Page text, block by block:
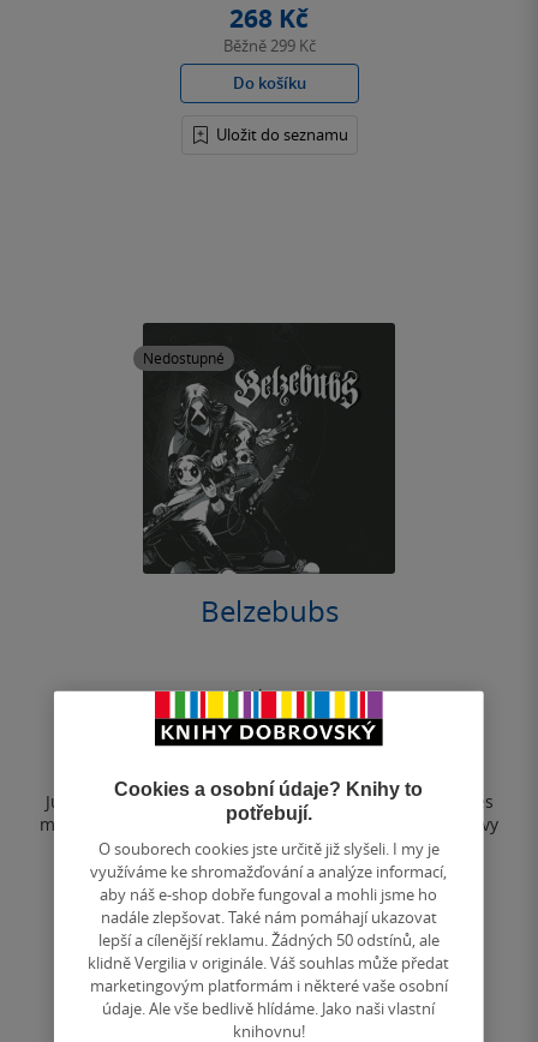
268 Kč
Běžně299 Kč
Do košíku
Uložit do seznamu
Nedostupné
Belzebubs
JP Ahonen
0.0
z
hvězdiček
Juggling work and family can be... hell. Calvin & Hobbes
meets Call of Cthulhu as the sensationally popular heavy
metal webcomic...
Nedostupné
Uložit do seznamu
Cookies a osobní údaje? Knihy to
potřebují.
O souborech cookies jste určitě již slyšeli. I my je
využíváme ke shromažďování a analýze informací,
aby náš e-shop dobře fungoval a mohli jsme ho
nadále zlepšovat. Také nám pomáhají ukazovat
lepší a cílenější reklamu. Žádných 50 odstínů, ale
klidně Vergilia v originále. Váš souhlas může předat
marketingovým platformám i některé vaše osobní
údaje. Ale vše bedlivě hlídáme. Jako naši vlastní
knihovnu!